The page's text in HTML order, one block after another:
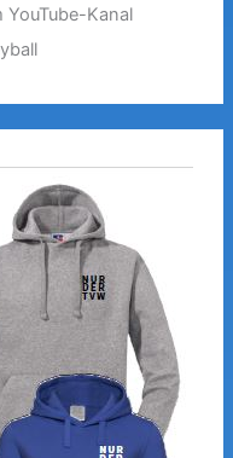
YouTube-Kanal